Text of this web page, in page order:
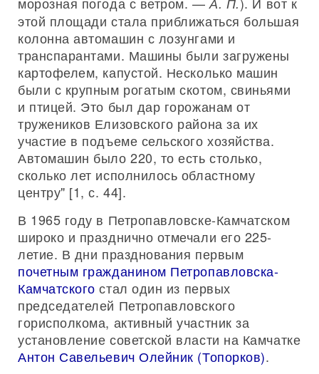
этой площади стала приближаться большая
колонна автомашин с лозунгами и
транспарантами. Машины были загружены
картофелем, капустой. Несколько машин
были с крупным рогатым скотом, свиньями
и птицей. Это был дар горожанам от
тружеников Елизовского района за их
участие в подъеме сельского хозяйства.
Автомашин было 220, то есть столько,
сколько лет исполнилось областному
центру" [1, с. 44].
В 1965 году в Петропавловске-Камчатском
широко и празднично отмечали его 225-
летие. В дни празднования первым
почетным гражданином Петропавловска-
Камчатского стал один из первых
председателей Петропавловского
горисполкома, активный участник за
установление советской власти на Камчатке
Антон Савельевич Олейник (Топорков).